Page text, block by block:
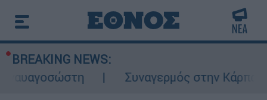
BREAKING NEWS:
Συναγερμός στην Κάρπαθο: